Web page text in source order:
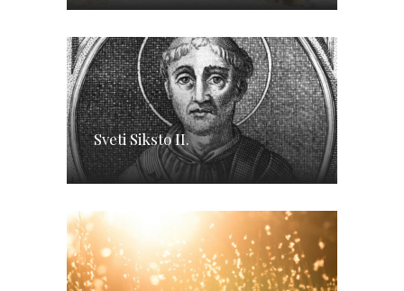
Sveti Siksto II.